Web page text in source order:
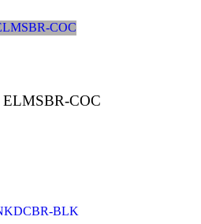
ELMSBR-COC